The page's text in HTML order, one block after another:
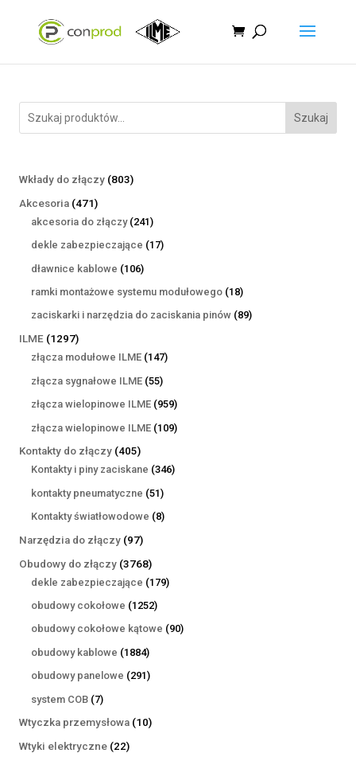
Szukaj
Wkłady do złączy 803803
Akcesoria 471471
produktów
akcesoria do złączy 241241
produktów
dekle zabezpieczające 1717
dławnice kablowe 106106
produktów
ramki montażowe systemu modułowego 1818
produktów
zaciskarki i narzędzia do zaciskania pinów 8989
ILME 12971297
produktów
złącza modułowe ILME 147147
złącza sygnałowe ILME 5555
produktów
złącza wielopinowe ILME 959959
produktów
złącza wielopinowe ILME 109109
Kontakty do złączy 405405
produktów
Kontakty i piny zaciskane 346346
kontakty pneumatyczne 5151
produktów
Kontakty światłowodowe 88
Narzędzia do złączy 9797
produktów
Obudowy do złączy 37683768
produktów
dekle zabezpieczające 179179
obudowy cokołowe 12521252
produkty
obudowy cokołowe kątowe 9090
obudowy kablowe 18841884
produkty
obudowy panelowe 291291
system COB 77
produktów
Wtyczka przemysłowa 1010
Wtyki elektryczne 2222